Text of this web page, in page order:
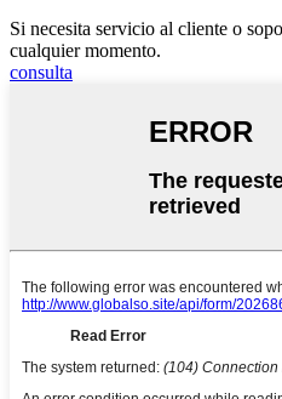
Si necesita servicio al cliente o
cualquier momento.
consulta